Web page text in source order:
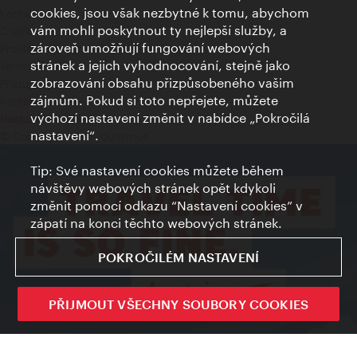
Kontakty
Credits
Prohlášení o ochraně osobních údajů
Terms of Use
Přístupnost
Kontakt pro tisk
Nastavení cookies
© Copyright Wien Tourismus
cookies, jsou však nezbytné k tomu, abychom
vám mohli poskytnout ty nejlepší služby, a
zároveň umožňují fungování webových
stránek a jejich vyhodnocování, stejně jako
zobrazování obsahu přizpůsobeného vašim
zájmům. Pokud si toto nepřejete, můžete
výchozí nastavení změnit v nabídce „Pokročilá
nastavení“.
Tip: Své nastavení cookies můžete během
návštěvy webových stránek opět kdykoli
změnit pomocí odkazu “Nastavení cookies” v
zápatí na konci těchto webových stránek.
POKROČILÉM NASTAVENÍ
PŘIJMOUT VŠECHNY SOUBORY COOKIES